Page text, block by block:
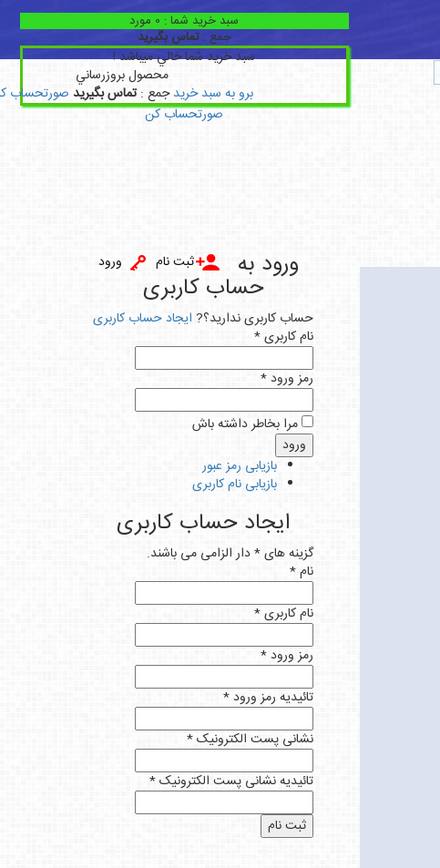
سبد خريد شما : 0 مورد
جمع :تماس بگیرید
سبد خريد شما خالي ميباشد !
محصولبروزرساني
برو به سبد خريد جمع :تماس بگیرید صورتحساب
صورتحساب کن
ورود ثبت نام ورود به
حساب کاربری
حساب کاربری ندارید؟? ایجاد حساب کاربری
نام کاربری *
رمز ورود *
مرا بخاطر داشته باش
بازیابی رمز عبور
بازیابی نام کاربری
ایجاد حساب کاربری
گزینه های * دار الزامی می باشند.
نام *
نام کاربری *
رمز ورود *
تائیدیه رمز ورود *
نشانی پست الکترونیک *
تائیدیه نشانی پست الکترونیک *
ثبت نام